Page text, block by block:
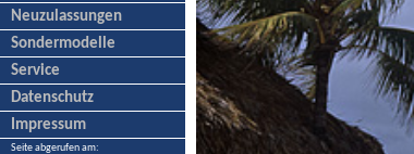
Neuzulassungen
Sondermodelle
Service
Datenschutz
Impressum
Seite abgerufen am: